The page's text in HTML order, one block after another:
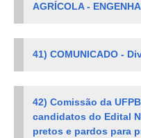
AGRÍCOLA -
41) COMUNICADO -
42) Comissão da
candidatos do Edital
pretos e pardos para